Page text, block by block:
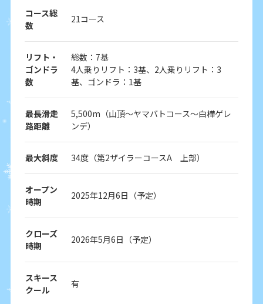
コース総
数
21コース
リフト・
ゴンドラ
数
総数：7基
4人乗りリフト：3基、2人乗りリフト：3
基、ゴンドラ：1基
最長滑走
路距離
5,500m（山頂～ヤマバトコース～白樺ゲレ
ンデ）
最大斜度 34度（第2ザイラーコースA 上部）
オープン
時期
2025年12月6日（予定）
クローズ
時期
2026年5月6日（予定）
スキース
クール
有